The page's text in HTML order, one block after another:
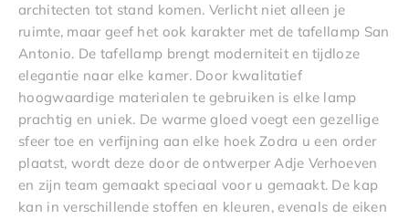
architecten tot stand komen. Verlicht niet alleen je
ruimte, maar geef het ook karakter met de tafellamp San
Antonio. De tafellamp brengt moderniteit en tijdloze
elegantie naar elke kamer. Door kwalitatief
hoogwaardige materialen te gebruiken is elke lamp
prachtig en uniek. De warme gloed voegt een gezellige
sfeer toe en verfijning aan elke hoek Zodra u een order
plaatst, wordt deze door de ontwerper Adje Verhoeven
en zijn team gemaakt speciaal voor u gemaakt. De kap
kan in verschillende stoffen en kleuren, evenals de eiken